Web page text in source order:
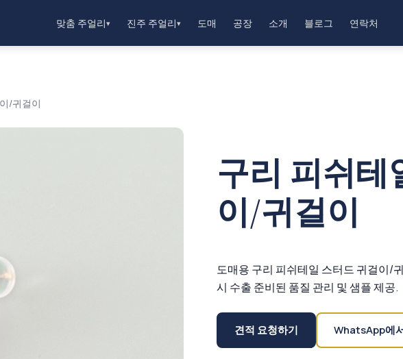
맞춤 주얼리▾ 진주 주얼리▾ 도매 공장 소개 블로그 연락처
/귀걸이
구리 피쉬테
이/귀걸이
도매용 구리 피쉬테일 스터드 귀걸이/
시 수출 준비된 품질 관리 및 샘플 제공.
견적 요청하기 WhatsApp에